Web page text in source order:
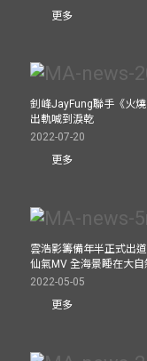
更多
釗峰JayFung聯手《火
出軌喊到淚乾
2022-07-20
更多
雲浩影籌備年半正式出
仙氣MV 全海景睡在大自
2022-05-05
更多